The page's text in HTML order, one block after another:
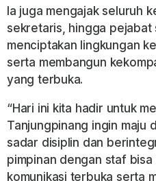
Ia juga mengajak seluruh
sekretaris, hingga pejabat
menciptakan lingkungan
serta membangun
yang terbuka.
“Hari ini kita hadir untuk
Tanjungpinang ingin maju
sadar disiplin dan
pimpinan dengan staf bisa
komunikasi terbuka serta